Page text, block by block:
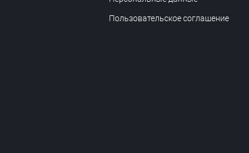
Пользовательское соглашение